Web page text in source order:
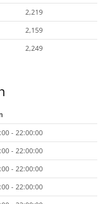
2,219
2,159
2,249
- 22:00:00
- 22:00:00
- 22:00:00
- 22:00:00